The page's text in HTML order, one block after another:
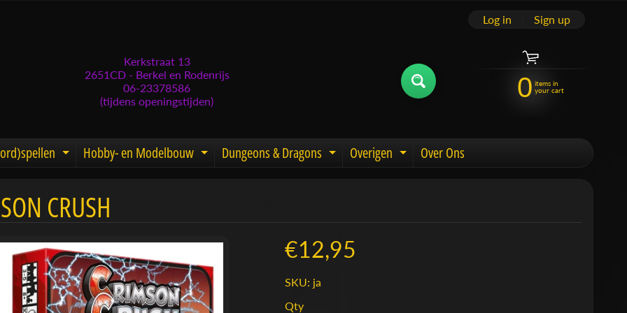
Kerkstraat 13
2651CD - Berkel en Rodenrijs
06-23378586
(tijdens openingstijden)
Log in Sign up
0 items in
your cart
child menuExpand child menu
Hobby- en Modelbouw Expand child menu
Dungeons & Dragons Expand child menu
Overigen Expand child menu
Over Ons
CRUSH
€12,95
SKU: ja
Qty